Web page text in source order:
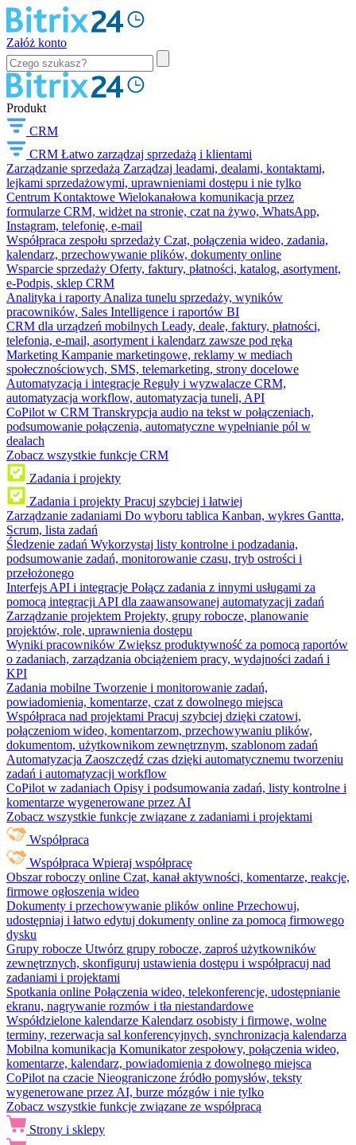
Załóż konto
Produkt
CRM
CRM Łatwo zarządzaj sprzedażą i klientami
Zarządzanie sprzedażą Zarządzaj leadami, dealami, kontaktami,
lejkami sprzedażowymi, uprawnieniami dostępu i nie tylko
Centrum Kontaktowe Wielokanałowa komunikacja przez
formularze CRM, widżet na stronie, czat na żywo, WhatsApp,
Instagram, telefonię, e-mail
Współpraca zespołu sprzedaży Czat, połączenia wideo, zadania,
kalendarz, przechowywanie plików, dokumenty online
Wsparcie sprzedaży Oferty, faktury, płatności, katalog, asortyment,
e-Podpis, sklep CRM
Analityka i raporty Analiza tunelu sprzedaży, wyników
pracowników, Sales Intelligence i raportów BI
CRM dla urządzeń mobilnych Leady, deale, faktury, płatności,
telefonia, e-mail, asortyment i kalendarz zawsze pod ręką
Marketing Kampanie marketingowe, reklamy w mediach
społecznościowych, SMS, telemarketing, strony docelowe
Automatyzacja i integracje Reguły i wyzwalacze CRM,
automatyzacja workflow, automatyzacja tuneli, API
CoPilot w CRM Transkrypcja audio na tekst w połączeniach,
podsumowanie połączenia, automatyczne wypełnianie pól w
dealach
Zobacz wszystkie funkcje CRM
Zadania i projekty
Zadania i projekty Pracuj szybciej i łatwiej
Zarządzanie zadaniami Do wyboru tablica Kanban, wykres Gantta,
Scrum, lista zadań
Śledzenie zadań Wykorzystaj listy kontrolne i podzadania,
podsumowanie zadań, monitorowanie czasu, tryb ostrości i
przełożonego
Interfejs API i integracje Połącz zadania z innymi usługami za
pomocą integracji API dla zaawansowanej automatyzacji zadań
Zarządzanie projektem Projekty, grupy robocze, planowanie
projektów, role, uprawnienia dostępu
Wyniki pracowników Zwiększ produktywność za pomocą raportów
o zadaniach, zarządzania obciążeniem pracy, wydajności zadań i
KPI
Zadania mobilne Tworzenie i monitorowanie zadań,
powiadomienia, komentarze, czat z dowolnego miejsca
Współpraca nad projektami Pracuj szybciej dzięki czatowi,
połączeniom wideo, komentarzom, przechowywaniu plików,
dokumentom, użytkownikom zewnętrznym, szablonom zadań
Automatyzacja Zaoszczędź czas dzięki automatycznemu tworzeniu
zadań i automatyzacji workflow
CoPilot w zadaniach Opisy i podsumowania zadań, listy kontrolne i
komentarze wygenerowane przez AI
Zobacz wszystkie funkcje związane z zadaniami i projektami
Współpraca
Współpraca Wpieraj współpracę
Obszar roboczy online Czat, kanał aktywności, komentarze, reakcje,
firmowe ogłoszenia wideo
Dokumenty i przechowywanie plików online Przechowuj,
udostępniaj i łatwo edytuj dokumenty online za pomocą firmowego
dysku
Grupy robocze Utwórz grupy robocze, zaproś użytkowników
zewnętrznych, skonfiguruj ustawienia dostępu i współpracuj nad
zadaniami i projektami
Spotkania online Połączenia wideo, telekonferencje, udostępnianie
ekranu, nagrywanie rozmów i tła niestandardowe
Współdzielone kalendarze Kalendarz osobisty i firmowe, wolne
terminy, rezerwacja sal konferencyjnych, synchronizacja kalendarza
Mobilna komunikacja Komunikator zespołowy, połączenia wideo,
komentarze, kalendarz, powiadomienia z dowolnego miejsca
CoPilot na czacie Nieograniczone źródło pomysłów, teksty
wygenerowane przez AI, burze mózgów i nie tylko
Zobacz wszystkie funkcje związane ze współpracą
Strony i sklepy